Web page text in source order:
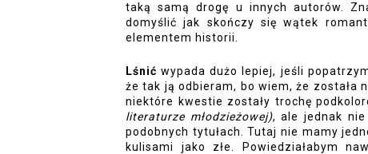
taką samą drogę u innych autorów.
domyślić jak skończy się wątek
elementem historii.
Lśnić wypada dużo lepiej, jeśli
że tak ją odbieram, bo wiem, że została
niektóre kwestie zostały trochę
literaturze młodzieżowej), ale jednak
podobnych tytułach. Tutaj nie mamy
kulisami jako złe. Powiedziałabym